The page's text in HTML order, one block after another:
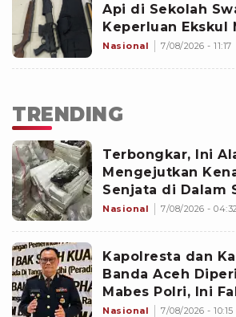
Api di Sekolah
Keperluan Ekskul
Nasional 7/08/2026 - 11:17
TRENDING
Terbongkar, Ini
Mengejutkan
Senjata di Dalam
Sejak 2020
Nasional 7/08/2026 - 04:32
Kapolresta dan
Banda Aceh
Mabes Polri, Ini
Nasional 7/08/2026 - 10:15